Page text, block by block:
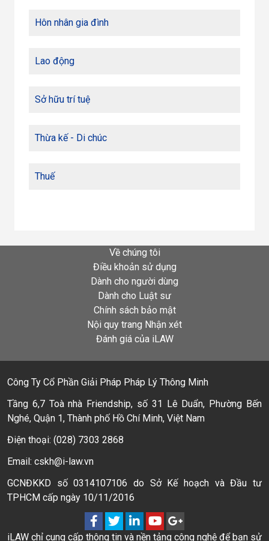
Hôn nhân gia đình
Lao động
Sở hữu trí tuệ
Thừa kế - Di chúc
Thuế
Về chúng tôi
Điều khoản sử dụng
Dành cho người dùng
Dành cho Luật sư
Chính sách bảo mật
Nội quy trang Nhận xét
Đánh giá của iLAW
Công Ty Cổ Phần Giải Pháp Pháp Lý Thông Minh
Tầng 6,7 Toà nhà Friendship, số 31 Lê Duẩn, Phường Bến
Nghé, Quận 1, Thành phố Hồ Chí Minh, Việt Nam
Điện thoại: (028) 7303 2868
Email: cskh@i-law.vn
GCNĐKKD số 0314107106 do Sở Kế hoạch và Đầu tư
TPHCM cấp ngày 10/11/2016
iLAW chỉ cung cấp thông tin và nền tảng công nghệ để bạn sử